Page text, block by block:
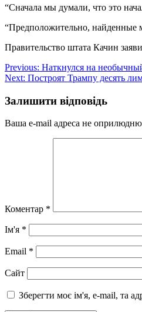
“Сначала мы думали, что это
“Предположительно, найденные
Правительство штата Качин
Навігація
записів
Previous: Наткнулся на
Next: Построят Трампу десять
Залишити відповідь
Ваша e-mail адреса не
Коментар *
Ім'я *
Email *
Сайт
Зберегти моє ім'я, e-mail, та